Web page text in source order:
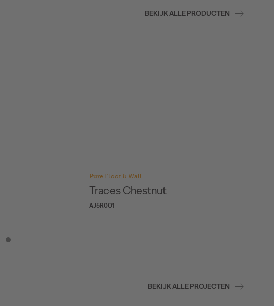
BEKIJK ALLE PRODUCTEN
Pure Floor & Wall
Traces Chestnut
AJ5R001
BEKIJK ALLE PROJECTEN